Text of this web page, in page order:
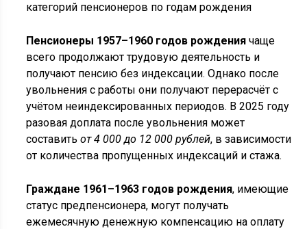
Пенсионеры 1957–1960 годов рождения чаще
всего продолжают трудовую деятельность и
получают пенсию без индексации. Однако после
увольнения с работы они получают перерасчёт с
учётом неиндексированных периодов. В 2025 году
разовая доплата после увольнения может
составитьот 4 000 до 12 000 рублей, в зависимости
от количества пропущенных индексаций и стажа.
Граждане 1961–1963 годов рождения, имеющие
статус предпенсионера, могут получать
ежемесячную денежную компенсацию на оплату